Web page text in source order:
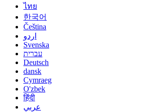
ไทย
한국어
Čeština
اردو
Svenska
עברית
Deutsch
dansk
Cymraeg
O'zbek
हिंदी
عربي